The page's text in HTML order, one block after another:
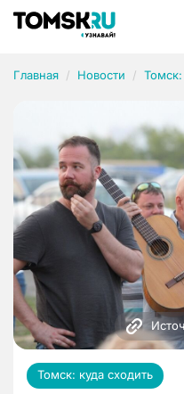
Главная Новости Томск:
Томск: куда сходить